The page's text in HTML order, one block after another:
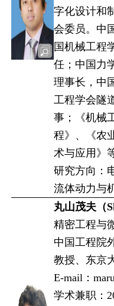
字化设计和
会委员。中
国机械工程
任；中国力
理事长，中
工程学会隧
事；《机械
程》、《农
术与应用》
研究方向：
流体动力与
丸山茂夫（
精密工程与
中国工程院
教授、东京
E-mail：
学术兼职：